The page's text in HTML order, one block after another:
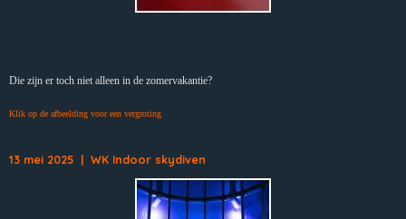
Die zijn er toch niet alleen in de zomervakantie?
Klik op de afbeelding voor een vergroting
13 mei 2025 | WK Indoor skydiven